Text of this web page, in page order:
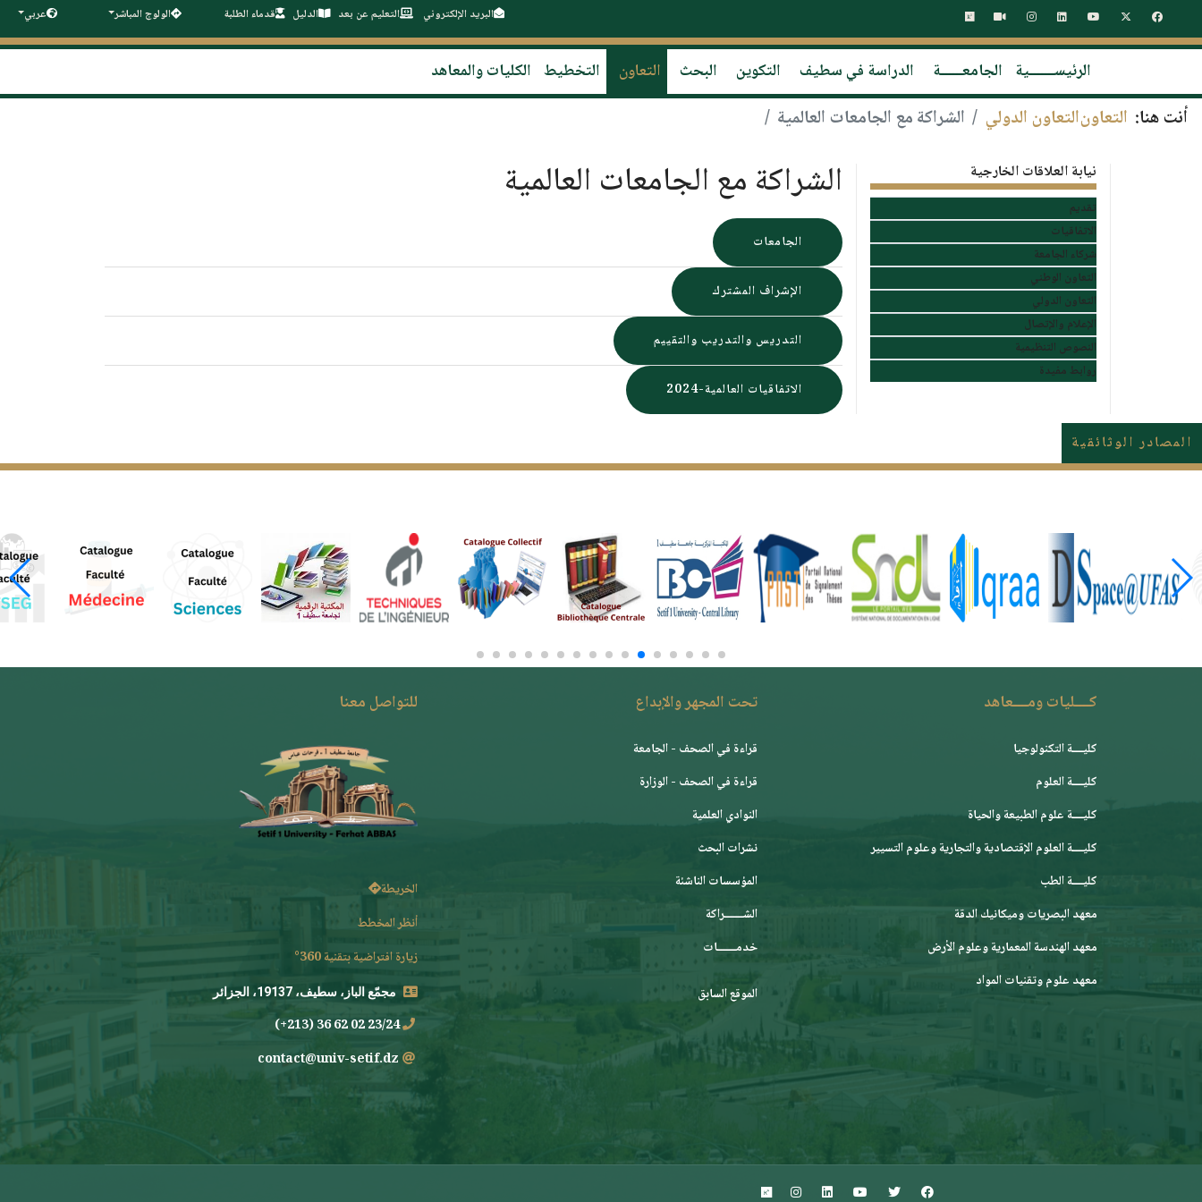
البريد الإلكتروني التعليم عن بعد الدليل قدماء الطلبة الولوج المباشر عربي
الرئيســـــــية الجامعــــــة الدراسة في سطيف التكوين البحث التعاون التخطيط الكليات والمعاهد
أنت هنا: التعاونالتعاون الدولي الشراكة مع الجامعات العالمية
نيابة العلاقات الخارجية
تقديم
الاتفاقيات
شركاء الجامعة
التعاون الوطني
التعاون الدولي
الإعلام والإتصال
النصوص التنظيمية
روابط مفيدة
الشراكة مع الجامعات العالمية
الجامعات
الإشراف المشترك
التدريس والتدريب والتقييم
الاتفاقيات العالمية-2024
المصادر الوثائقية
كــــليات ومــــعاهد
كليــــة التكنولوجيا
كليــــة العلوم
كليــــة علوم الطبيعة والحياة
كليــــة العلوم الإقتصادية والتجارية وعلوم التسيير
كليــــة الطب
معهد البصريات وميكانيك الدقة
معهد الهندسة المعمارية وعلوم الأرض
معهد علوم وتقنيات المواد
تحت المجهر والإبداع
قراءة في الصحف - الجامعة
قراءة في الصحف - الوزارة
النوادي العلمية
نشرات البحث
المؤسسات الناشئة
الشـــــــراكة
خدمـــــــات
الموقع السابق
للتواصل معنا
الخريطة
أنظر المخطط
زيارة افتراضية بتقنية 360°
مجمّع الباز، سطيف، 19137، الجزائر
23/24 02 62 36 (213+)
contact@univ-setif.dz